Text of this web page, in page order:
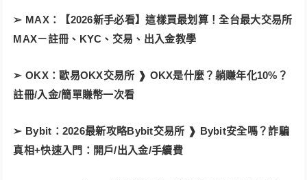
➢ MAX：【2026新手必看】這樣買最划算！全台最大交易所
MAX－註冊、KYC、交易、出入金教學
➢ OKX：歐易OKX交易所 ❱ OKX是什麼？躺賺年化10%？
註冊/入金/簡單賺幣一次看
➢ Bybit：2026最新攻略Bybit交易所 ❱ Bybit安全嗎？詐騙
真相+快速入門：開戶/出入金/手續費